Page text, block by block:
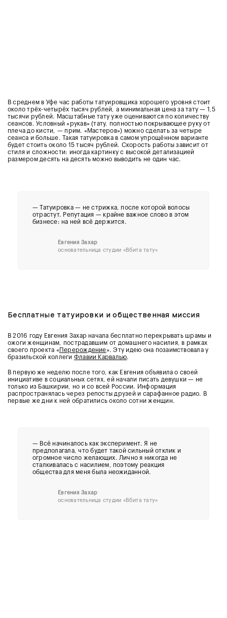
В среднем в Уфе час работы татуировщика хорошего уровня стоит
около трёх-четырёх тысяч рублей, а минимальная цена за тату — 1,5
тысячи рублей. Масштабные тату уже оцениваются по количеству
сеансов. Условный «рукав» (тату, полностью покрывающее руку от
плеча до кисти, — прим. «Мастеров») можно сделать за четыре
сеанса и больше. Такая татуировка в самом упрощённом варианте
будет стоить около 15 тысяч рублей. Скорость работы зависит от
стиля и сложности: иногда картинку с высокой детализацией
размером десять на десять можно выводить не один час.
— Татуировка — не стрижка, после которой волосы
отрастут. Репутация — крайне важное слово в этом
бизнесе: на ней всё держится.
Евгения Захар
основательница студии «Вбита тату»
Бесплатные татуировки и общественная миссия
В 2016 году Евгения Захар начала бесплатно перекрывать шрамы и
ожоги женщинам, пострадавшим от домашнего насилия, в рамках
своего проекта «Перерождение». Эту идею она позаимствовала у
бразильской коллеги Флавии Карвалью.
В первую же неделю после того, как Евгения объявила о своей
инициативе в социальных сетях, ей начали писать девушки — не
только из Башкирии, но и со всей России. Информация
распространялась через репосты друзей и сарафанное радио. В
первые же дни к ней обратились около сотни женщин.
— Всё начиналось как эксперимент. Я не
предполагала, что будет такой сильный отклик и
огромное число желающих. Лично я никогда не
сталкивалась с насилием, поэтому реакция
общества для меня была неожиданной.
Евгения Захар
основательница студии «Вбита тату»